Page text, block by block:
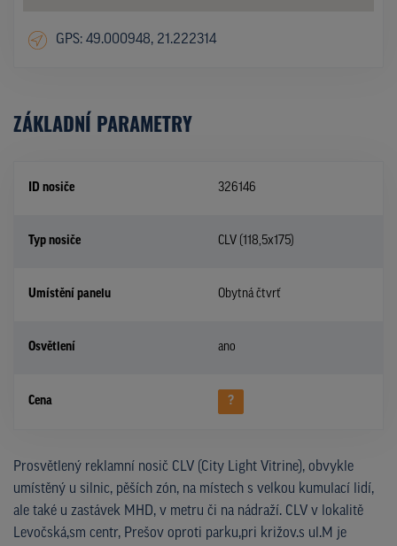
GPS: 49.000948, 21.222314
ZÁKLADNÍ PARAMETRY
ID nosiče 326146
Typ nosiče CLV (118,5x175)
Umístění panelu Obytná čtvrť
Osvětlení ano
Cena ?
Prosvětlený reklamní nosič CLV (City Light Vitrine), obvykle
umístěný u silnic, pěších zón, na místech s velkou kumulací lidí,
ale také u zastávek MHD, v metru či na nádraží. CLV v lokalitě
Levočská,sm centr, Prešov oproti parku,pri križov.s ul.M je